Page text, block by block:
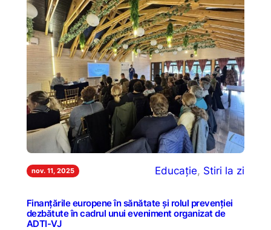
nov. 11, 2025 Educație, Stiri la zi
Finanțările europene în sănătate și rolul prevenției
dezbătute în cadrul unui eveniment organizat de
ADTI-VJ